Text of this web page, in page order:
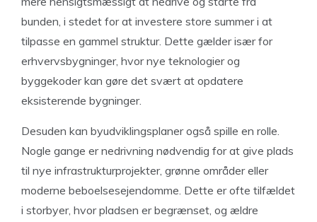
bunden, i stedet for at investere store summer i at
tilpasse en gammel struktur. Dette gælder især for
erhvervsbygninger, hvor nye teknologier og
byggekoder kan gøre det svært at opdatere
eksisterende bygninger.
Desuden kan byudviklingsplaner også spille en rolle.
Nogle gange er nedrivning nødvendig for at give plads
til nye infrastrukturprojekter, grønne områder eller
moderne beboelsesejendomme. Dette er ofte tilfældet
i storbyer, hvor pladsen er begrænset, og ældre